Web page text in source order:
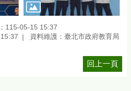
115-05-15 15:37
資料維護：臺北市政府教育局
回上一頁